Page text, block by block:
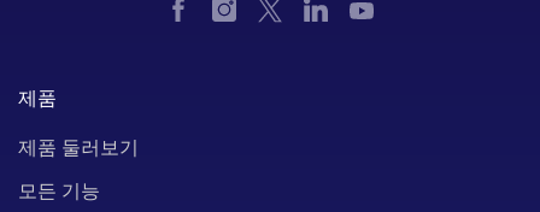
제품
제품 둘러보기
모든 기능